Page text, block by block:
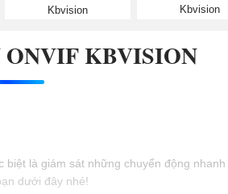
Kbvision
Kbvision
KBVISION
là giám sát những chuyển động
dưới đây nhé!